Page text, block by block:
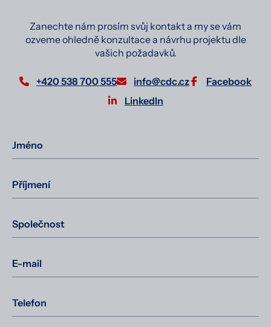
Zanechte nám prosím svůj kontakt a my se vám
ozveme ohledně konzultace a návrhu projektu dle
vašich požadavků.
+420 538 700 555 info@cdc.cz
Facebook
LinkedIn
Jméno
Příjmení
Společnost
E-mail
Telefon